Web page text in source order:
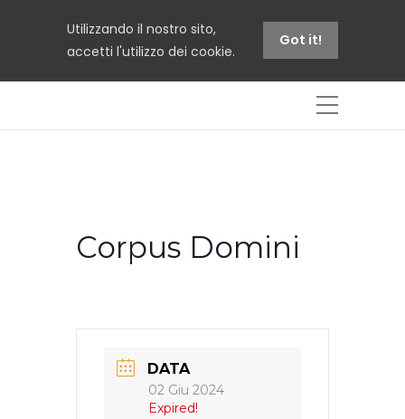
Utilizzando il nostro sito,
accetti l'utilizzo dei cookie.
Got it!
Corpus Domini
DATA
02 Giu 2024
Expired!